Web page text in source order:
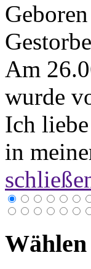
Am
wurde
Ich
in
Wählen